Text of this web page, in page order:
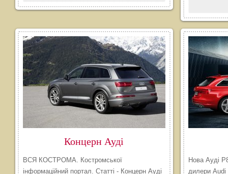
Концерн Ауді
ВСЯ КОСТРОМА. Костромської
інформаційний портал. Статті - Концерн Ауді
Нова Ауді
дилери Audi